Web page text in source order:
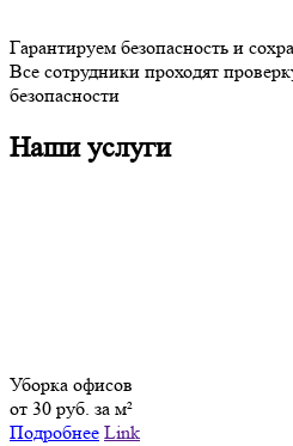
Гарантируем безопасность и
Все сотрудники проходят
безопасности
Наши услуги
Уборка офисов
от 30 руб. за м²
Подробнее Link